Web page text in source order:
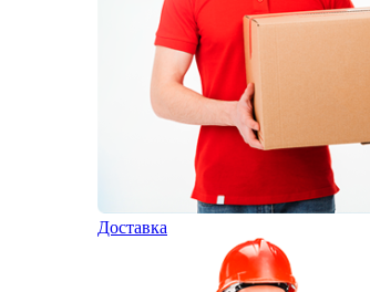
Доставка